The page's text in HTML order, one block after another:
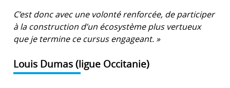
C’est donc avec une volonté renforcée, de participer
à la construction d’un écosystème plus vertueux
que je termine ce cursus engageant. »
Louis Dumas (ligue Occitanie)